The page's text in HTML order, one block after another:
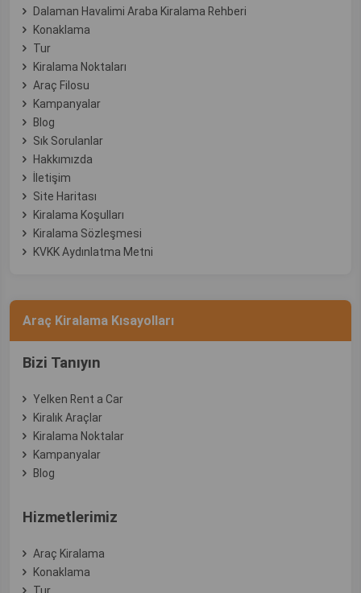
Dalaman Havalimi Araba Kiralama Rehberi
Konaklama
Tur
Kiralama Noktaları
Araç Filosu
Kampanyalar
Blog
Sık Sorulanlar
Hakkımızda
İletişim
Site Haritası
Kiralama Koşulları
Kiralama Sözleşmesi
KVKK Aydınlatma Metni
Araç Kiralama Kısayolları
Bizi Tanıyın
Yelken Rent a Car
Kiralık Araçlar
Kiralama Noktalar
Kampanyalar
Blog
Hizmetlerimiz
Araç Kiralama
Konaklama
Tur